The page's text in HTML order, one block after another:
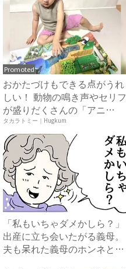
Promoted
おかたづけもできる点がうれ
しい！ 動物の鳴き声やセリフ
が盛りだくさんの「アニ
ア ...
タカラトミー｜Hugkum
「私もいちゃダメかしら？」
出産に立ち会いたがる義母。
夫も呆れた義母のホンネと